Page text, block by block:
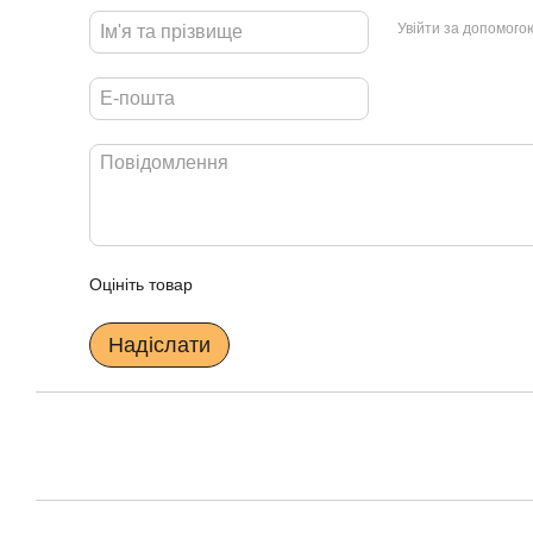
Увійти за
Оцініть товар
Надіслати